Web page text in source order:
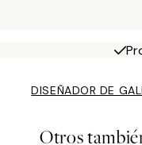
DISEÑADOR DE
Otros